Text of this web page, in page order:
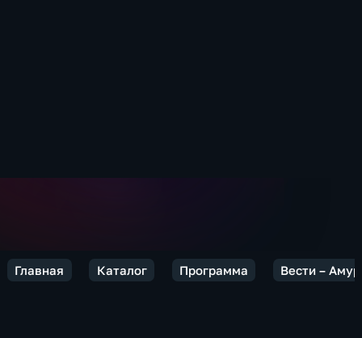
Главная Каталог Программа Вести –